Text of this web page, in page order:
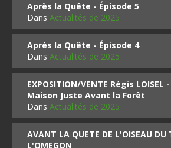
Après la Quête - Épisode 5
DansActualités de 2025
Après la Quête - Épisode 4
DansActualités de 2025
EXPOSITION/VENTE Régis LOISEL
Maison Juste Avant la Forêt
DansActualités de 2025
AVANT LA QUETE DE L'OISEAU DU
L'OMEGON